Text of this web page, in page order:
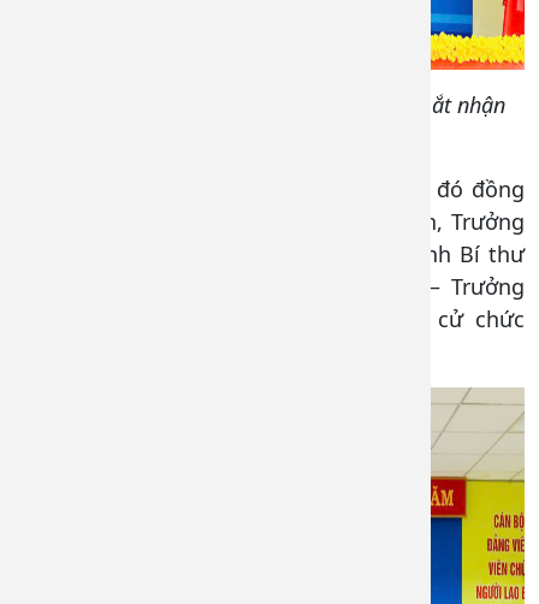
Chi ủy Chi bộ 1 nhiệm kỳ 2025-2027 ra mắt nhận
Chi ủy Chi bộ 3 gồm 03 đồng chí, trong đó đồng
chí Nguyễn Thị Bích Vân – đảng ủy viên, Trưởng
khoa Nội Tim mạch tái đắc cử chức danh Bí thư
Chi bộ, đồng chí Trần Thị Hà Phương – Trưởng
khoa Kiểm soát Nhiễm khuẩn tái đắc cử chức